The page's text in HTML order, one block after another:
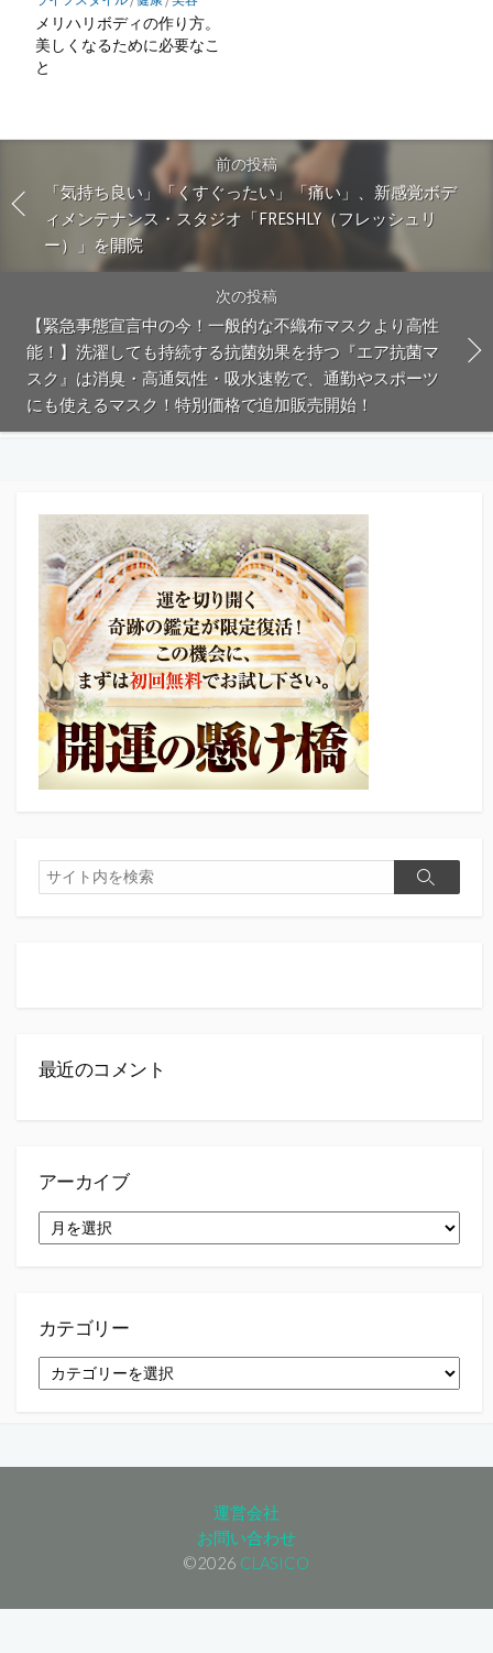
メリハリボディの作り方。
美しくなるために必要なこ
と
前の投稿
「気持ち良い」「くすぐったい」「痛い」、新感覚ボデ
ィメンテナンス・スタジオ「FRESHLY（フレッシュリ
ー）」を開院
次の投稿
【緊急事態宣言中の今！一般的な不織布マスクより高性
能！】洗濯しても持続する抗菌効果を持つ『エア抗菌マ
スク』は消臭・高通気性・吸水速乾で、通勤やスポーツ
にも使えるマスク！特別価格で追加販売開始！
検
索
検
最近のコメント
アーカイブ
ー
カテゴリー
テ
運営会社
お問い合わせ
©2026 CLASICO